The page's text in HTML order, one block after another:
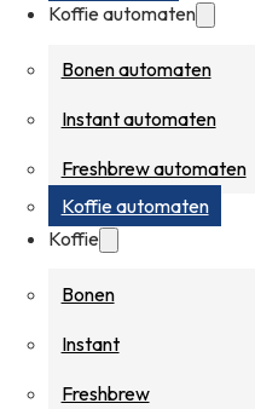
Koffie automaten
Bonen automaten
Instant automaten
Freshbrew automaten
Koffie automaten
Koffie
Bonen
Instant
Freshbrew